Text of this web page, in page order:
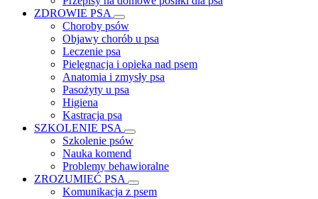
ZDROWIE PSA
Choroby psów
Objawy chorób u psa
Leczenie psa
Pielęgnacja i opieka nad psem
Anatomia i zmysły psa
Pasożyty u psa
Higiena
Kastracja psa
SZKOLENIE PSA
Szkolenie psów
Nauka komend
Problemy behawioralne
ZROZUMIEĆ PSA
Komunikacja z psem